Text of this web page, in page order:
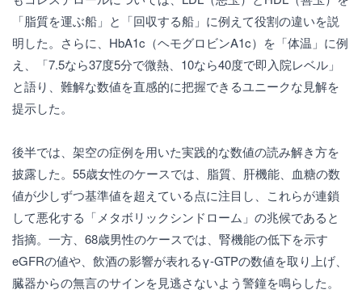
「脂質を運ぶ船」と「回収する船」に例えて役割の違いを説
明した。さらに、HbA1c（ヘモグロビンA1c）を「体温」に例
え、「7.5なら37度5分で微熱、10なら40度で即入院レベル」
と語り、難解な数値を直感的に把握できるユニークな見解を
提示した。
後半では、架空の症例を用いた実践的な数値の読み解き方を
披露した。55歳女性のケースでは、脂質、肝機能、血糖の数
値が少しずつ基準値を超えている点に注目し、これらが連鎖
して悪化する「メタボリックシンドローム」の兆候であると
指摘。一方、68歳男性のケースでは、腎機能の低下を示す
eGFRの値や、飲酒の影響が表れるγ-GTPの数値を取り上げ、
臓器からの無言のサインを見逃さないよう警鐘を鳴らした。